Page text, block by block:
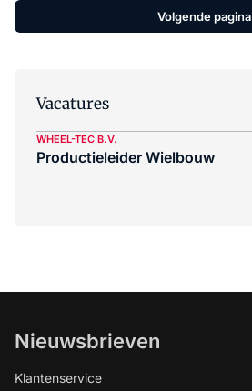
Volgende pagina
Vacatures
WHEEL-TEC B.V.
Productieleider Wielbouw
Nieuwsbrieven
Klantenservice